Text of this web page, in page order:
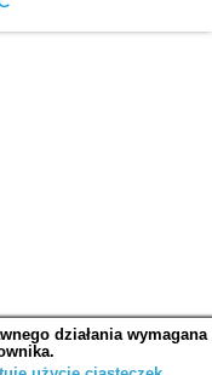
działania wymagana